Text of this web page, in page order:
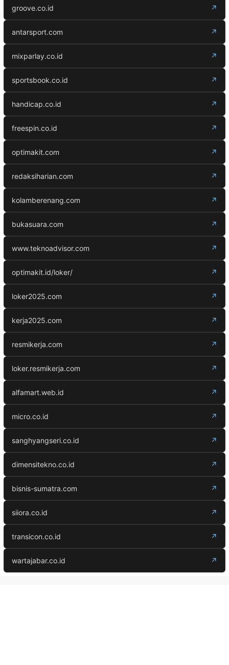
groove.co.id ↗
antarsport.com ↗
mixparlay.co.id ↗
sportsbook.co.id ↗
handicap.co.id ↗
freespin.co.id ↗
optimakit.com ↗
redaksiharian.com ↗
kolamberenang.com ↗
bukasuara.com ↗
www.teknoadvisor.com ↗
optimakit.id/loker/ ↗
loker2025.com ↗
kerja2025.com ↗
resmikerja.com ↗
loker.resmikerja.com ↗
alfamart.web.id ↗
micro.co.id ↗
sanghyangseri.co.id ↗
dimensitekno.co.id ↗
bisnis-sumatra.com ↗
siiora.co.id ↗
transicon.co.id ↗
wartajabar.co.id ↗